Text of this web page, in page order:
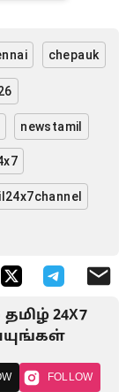
chepauk
newstamil
24X7
FOLLOW